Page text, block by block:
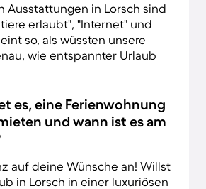
Ausstattungen in Lorsch sind
erlaubt", "Internet" und
so, als wüssten unsere
wie entspannter Urlaub
es, eine Ferienwohnung
und wann ist es am
auf deine Wünsche an! Willst
in Lorsch in einer luxuriösen